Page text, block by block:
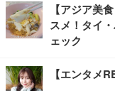
【アジア美
スメ！タイ
ェック
【エンタメ